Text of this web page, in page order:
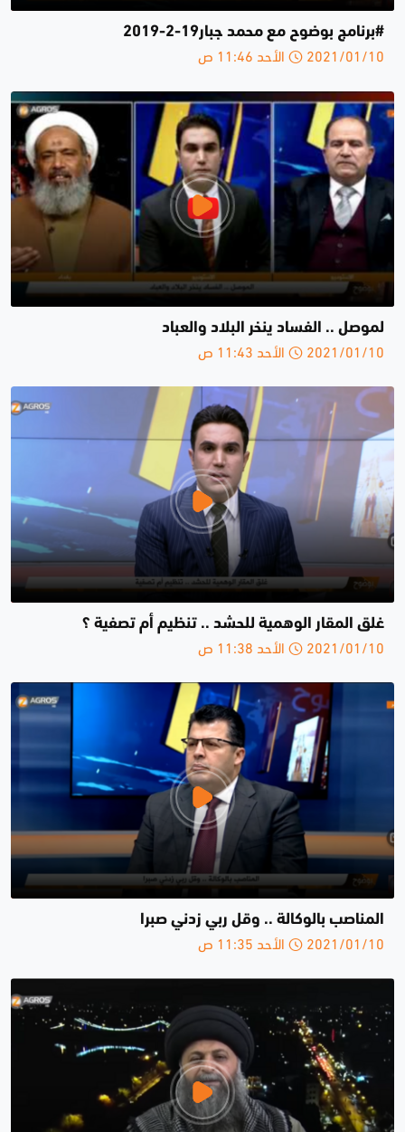
#برنامج بوضوح مع محمد جبار19-2-2019
2021/01/10 الأحد 11:46 ص
لموصل .. الفساد ينخر البلاد والعباد
2021/01/10 الأحد 11:43 ص
غلق المقار الوهمية للحشد .. تنظيم أم تصفية ؟
2021/01/10 الأحد 11:38 ص
المناصب بالوكالة .. وقل ربي زدني صبرا
2021/01/10 الأحد 11:35 ص